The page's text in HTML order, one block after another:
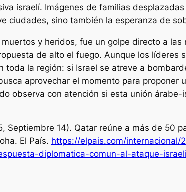
israelí. Imágenes de familias
ciudades, sino también la esperanza de
y heridos, fue un golpe directo a
de alto el fuego. Aunque los líderes
toda la región: si Israel se atreve a
aprovechar el momento para
observa con atención si esta unión
Septiembre 14). Qatar reúne a más de 50
El País. https://elpais.com/
diplomatica-comun-al-ataque-